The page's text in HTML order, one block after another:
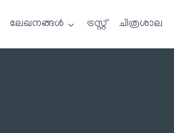
ലേഖനങ്ങൾ ട്രസ്റ്റ് ചിത്രശാല